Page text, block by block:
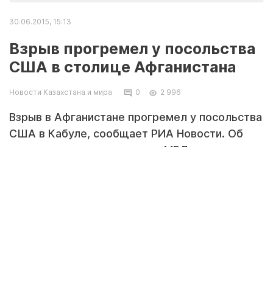
30.06.2015, 15:13
Взрыв прогремел у посольства
США в столице Афганистана
Новости Казахстана и мира 0 2 996
Взрыв в Афганистане прогремел у посольства
США в Кабуле, сообщает РИА Новости. Об
этом заявил представитель МВД страны